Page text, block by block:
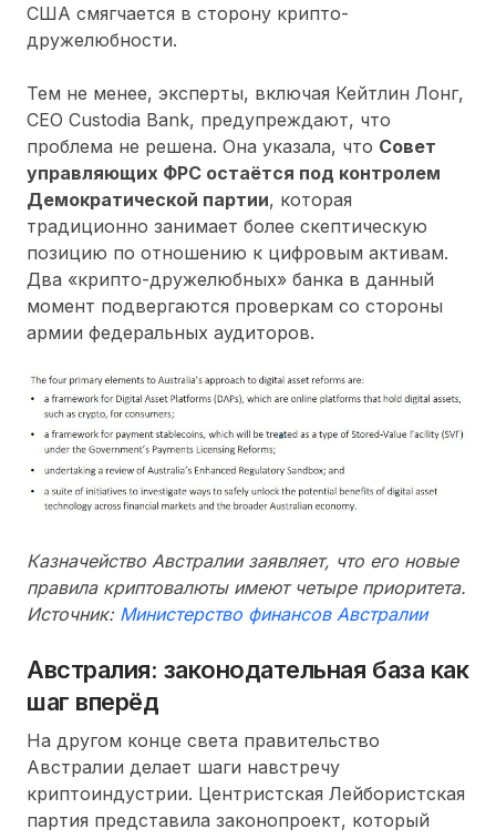
США смягчается в сторону крипто-
дружелюбности.
Тем не менее, эксперты, включая Кейтлин Лонг,
CEO Custodia Bank, предупреждают, что
проблема не решена. Она указала, что Совет
управляющих ФРС остаётся под контролем
Демократической партии, которая
традиционно занимает более скептическую
позицию по отношению к цифровым активам.
Два «крипто-дружелюбных» банка в данный
момент подвергаются проверкам со стороны
армии федеральных аудиторов.
Казначейство Австралии заявляет, что его новые
правила криптовалюты имеют четыре приоритета.
Источник: Министерство финансов Австралии
Австралия: законодательная база как
шаг вперёд
На другом конце света правительство
Австралии делает шаги навстречу
криптоиндустрии. Центристская Лейбористская
партия представила законопроект, который